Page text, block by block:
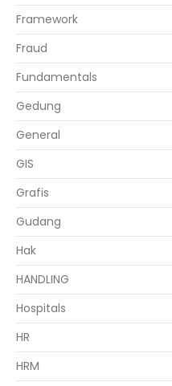
Framework
Fraud
Fundamentals
Gedung
General
GIS
Grafis
Gudang
Hak
HANDLING
Hospitals
HR
HRM